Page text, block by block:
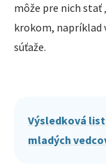
môže pre nich
krokom, napríklad
súťaže.
Výsledková
mladých